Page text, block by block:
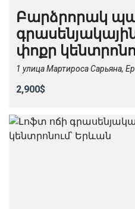
Բարձրորակ
փոքր
1 улица Мартироса Сарьяна,
2,900$